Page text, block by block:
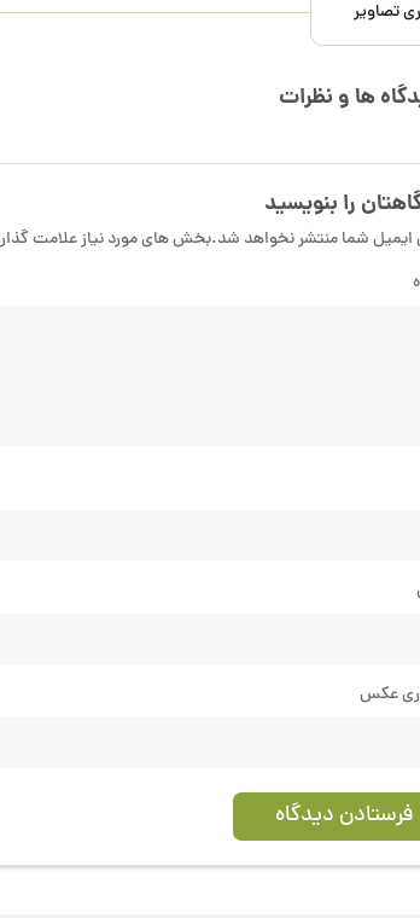
تصاویر
ها و نظرات
را بنویسید
ایمیل شما منتشر نخواهد شد.بخش های مورد نیاز علامت
عکس
فرستادن دیدگاه